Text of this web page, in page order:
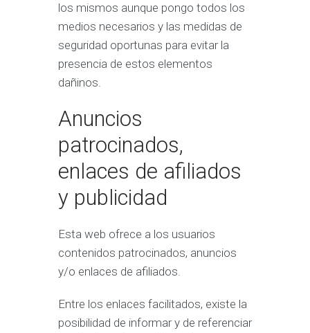
los mismos aunque pongo todos los
medios necesarios y las medidas de
seguridad oportunas para evitar la
presencia de estos elementos
dañinos.
Anuncios
patrocinados,
enlaces de afiliados
y publicidad
Esta web ofrece a los usuarios
contenidos patrocinados, anuncios
y/o enlaces de afiliados.
Entre los enlaces facilitados, existe la
posibilidad de informar y de referenciar